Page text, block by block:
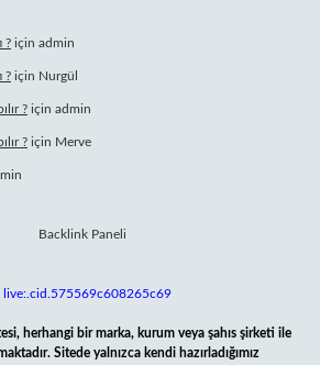
? için admin
? için Nurgül
? için admin
? için Merve
live:.cid.575569c608265c69
herhangi bir marka, kurum veya şahıs şirketi ile
Sitede yalnızca kendi hazırladığımız